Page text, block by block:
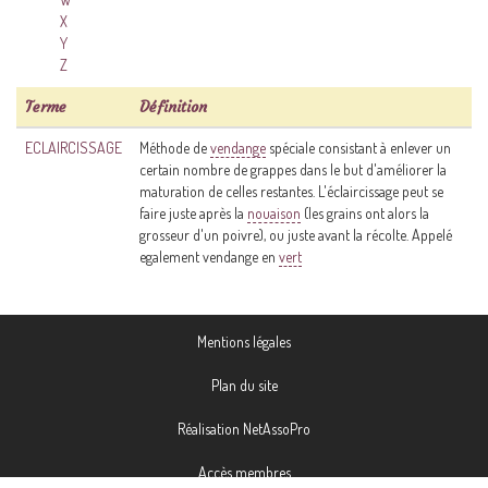
X
Y
Z
Terme Définition
ECLAIRCISSAGE Méthode devendange spéciale consistant à enlever un
certain nombre de grappes dans le but d'améliorer la
maturation de celles restantes. L'éclaircissage peut se
faire juste après la nouaison (les grains ont alors la
grosseur d'un poivre), ou juste avant la récolte. Appelé
egalement vendange en vert
Mentions légales
Plan du site
Réalisation NetAssoPro
Accès membres